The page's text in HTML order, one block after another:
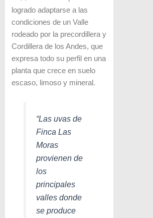
logrado adaptarse a las
condiciones de un Valle
rodeado por la precordillera y
Cordillera de los Andes, que
expresa todo su perfil en una
planta que crece en suelo
escaso, limoso y mineral.
“Las uvas de
Finca Las
Moras
provienen de
los
principales
valles donde
se produce